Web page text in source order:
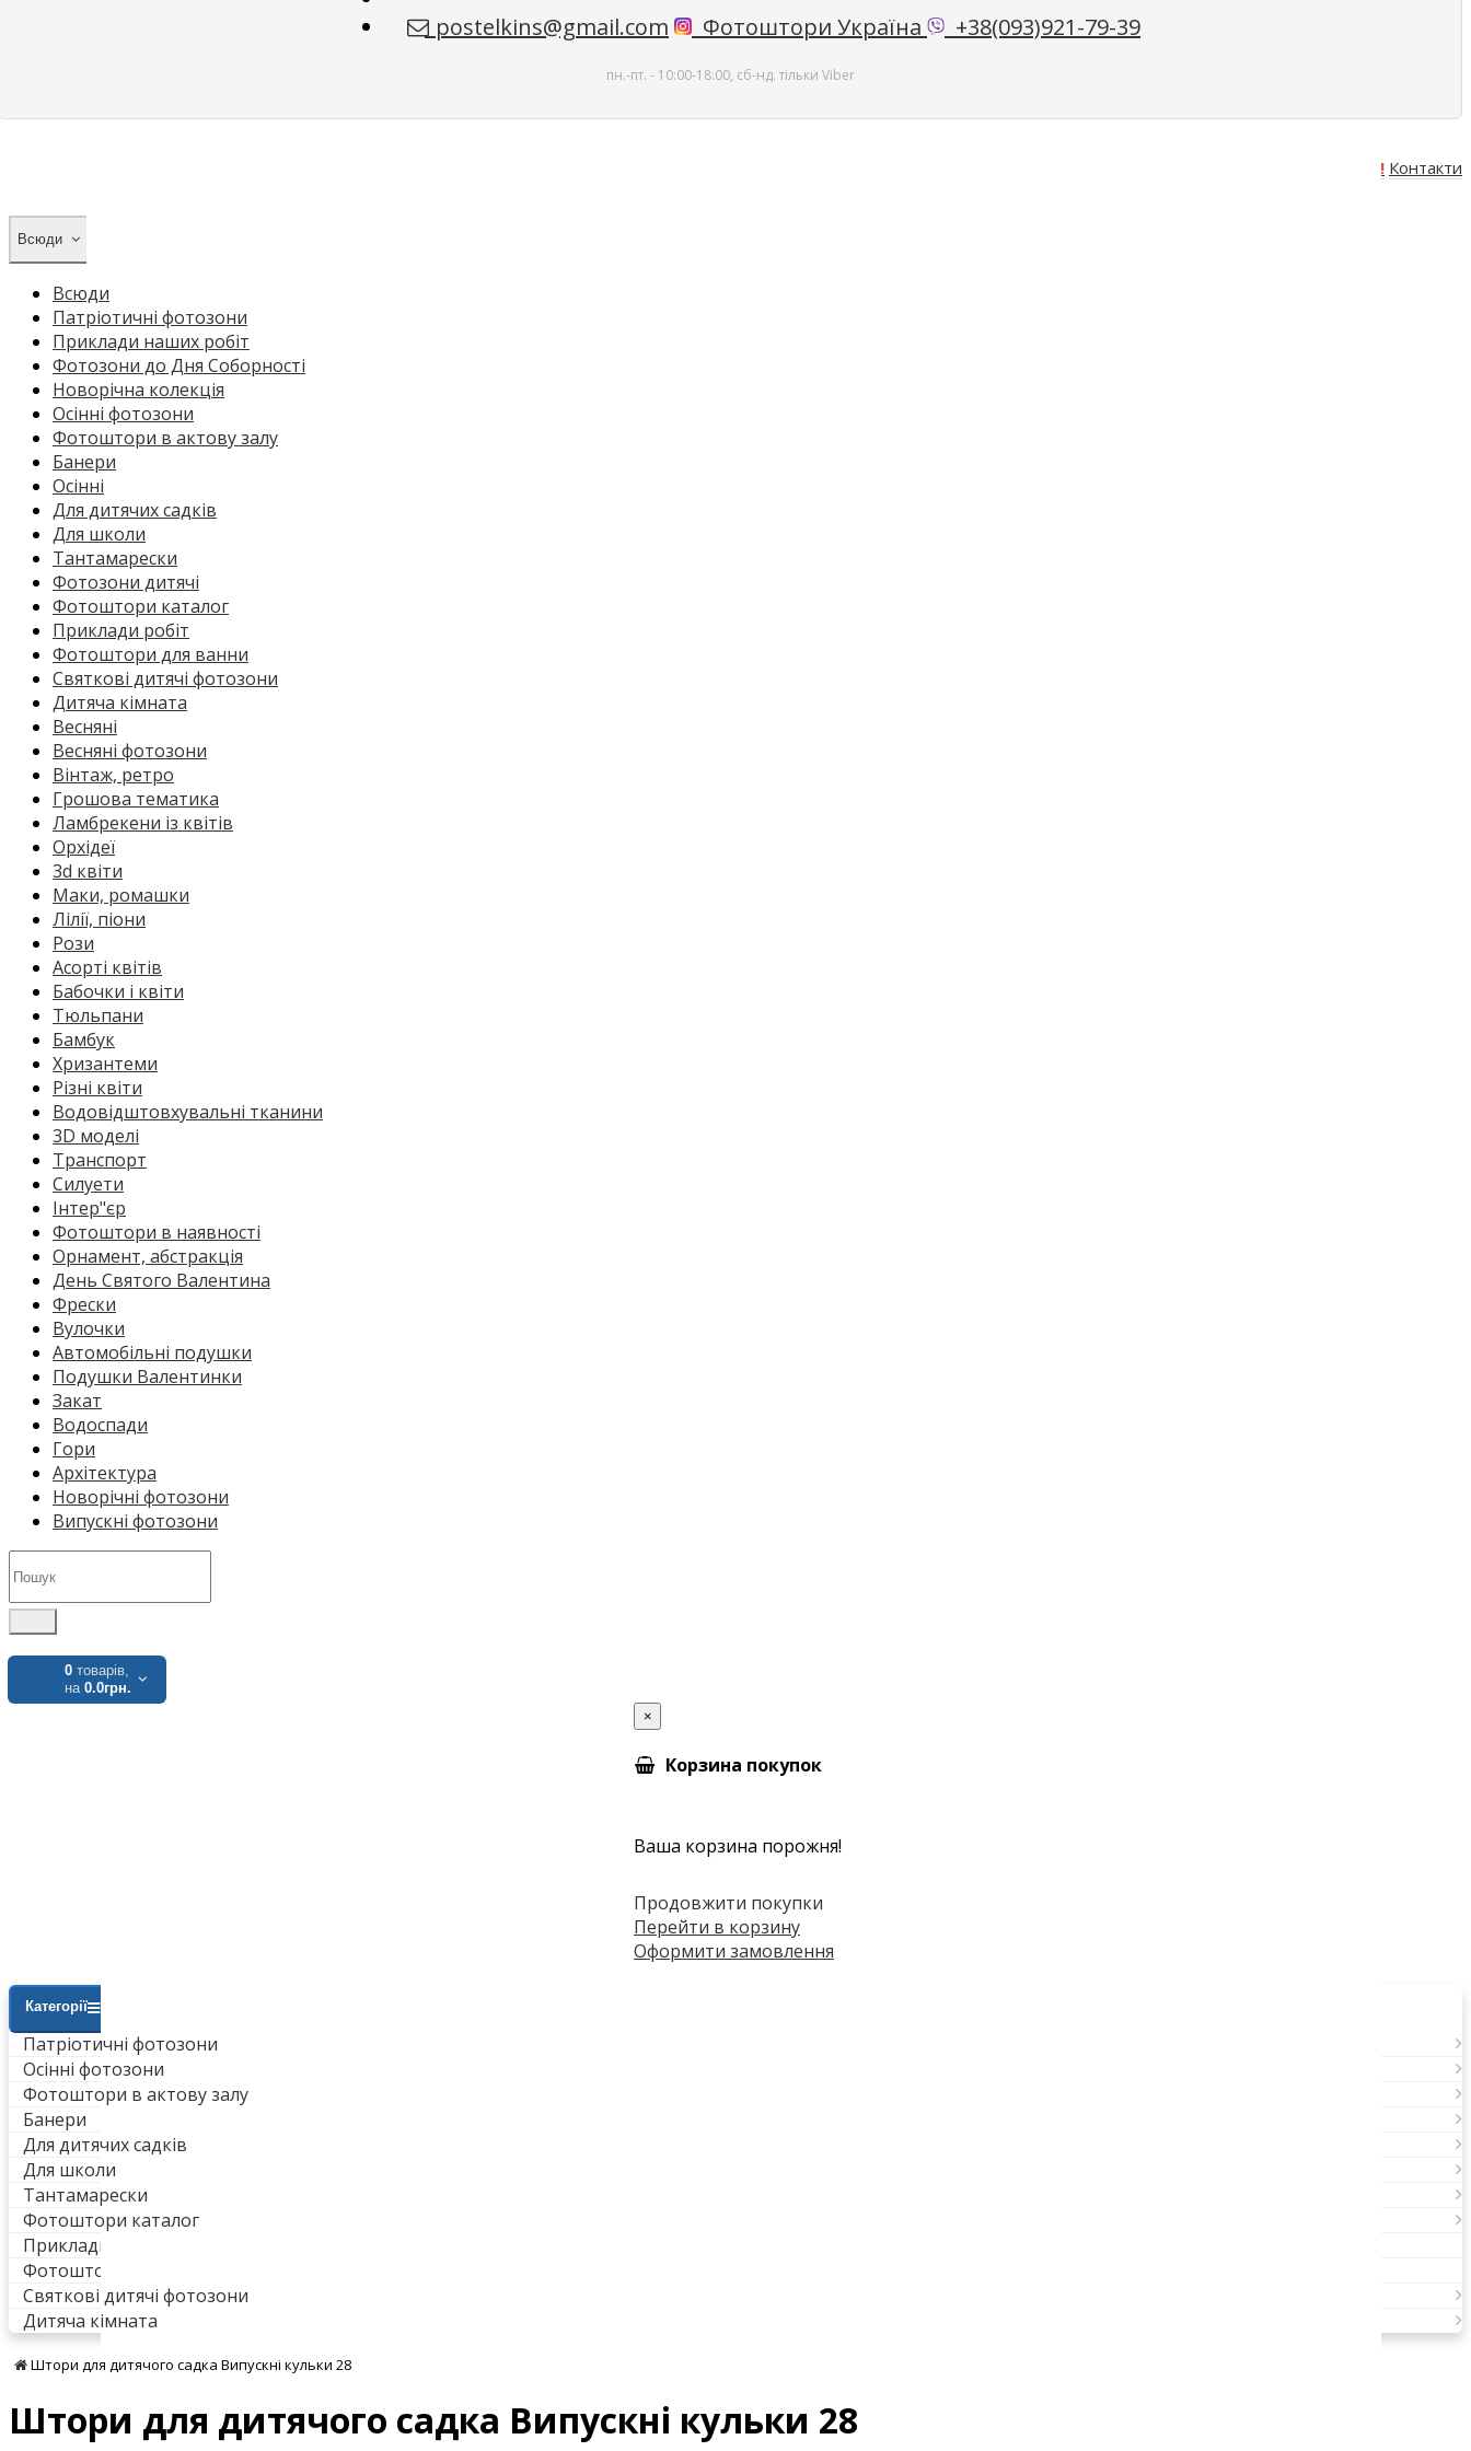
postelkins@gmail.com Фотоштори Україна +38(093)921-79-39
пн.-пт. - 10:00-18:00, сб-нд. тільки Viber
Акція! Контакти
Всюди
Всюди
Патріотичні фотозони
Приклади наших робіт
Фотозони до Дня Соборності
Новорічна колекція
Осінні фотозони
Фотоштори в актову залу
Банери
Осінні
Для дитячих садків
Для школи
Тантамарески
Фотозони дитячі
Фотоштори каталог
Приклади робіт
Фотоштори для ванни
Святкові дитячі фотозони
Дитяча кімната
Весняні
Весняні фотозони
Вінтаж, ретро
Грошова тематика
Ламбрекени із квітів
Орхідеї
3d квіти
Маки, ромашки
Лілії, піони
Рози
Асорті квітів
Бабочки і квіти
Тюльпани
Бамбук
Хризантеми
Різні квіти
Водовідштовхувальні тканини
3D моделі
Транспорт
Силуети
Інтер"єр
Фотоштори в наявності
Орнамент, абстракція
День Святого Валентина
Фрески
Вулочки
Автомобільні подушки
Подушки Валентинки
Закат
Водоспади
Гори
Архітектура
Новорічні фотозони
Випускні фотозони
0 товарів,
на 0.0грн.
×
Корзина покупок
Ваша корзина порожня!
Продовжити покупки
Перейти в корзину
Оформити замовлення
Категорії
Патріотичні фотозони
Осінні фотозони
Фотоштори в актову залу
Банери
Для дитячих садків
Для школи
Тантамарески
Фотоштори каталог
Приклади робіт
Фотоштори для ванни
Святкові дитячі фотозони
Дитяча кімната
Штори для дитячого садка Випускні кульки 28
Штори для дитячого садка Випускні кульки 28